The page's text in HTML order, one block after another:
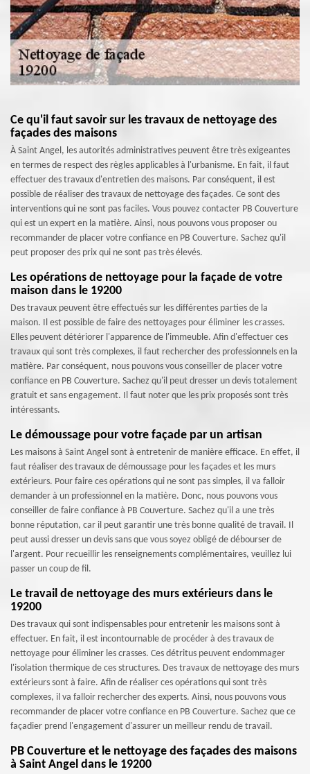
Ce qu'il faut savoir sur les travaux de nettoyage des
façades des maisons
À Saint Angel, les autorités administratives peuvent être très exigeantes
en termes de respect des règles applicables à l'urbanisme. En fait, il faut
effectuer des travaux d'entretien des maisons. Par conséquent, il est
possible de réaliser des travaux de nettoyage des façades. Ce sont des
interventions qui ne sont pas faciles. Vous pouvez contacter PB Couverture
qui est un expert en la matière. Ainsi, nous pouvons vous proposer ou
recommander de placer votre confiance en PB Couverture. Sachez qu'il
peut proposer des prix qui ne sont pas très élevés.
Les opérations de nettoyage pour la façade de votre
maison dans le 19200
Des travaux peuvent être effectués sur les différentes parties de la
maison. Il est possible de faire des nettoyages pour éliminer les crasses.
Elles peuvent détériorer l'apparence de l'immeuble. Afin d'effectuer ces
travaux qui sont très complexes, il faut rechercher des professionnels en la
matière. Par conséquent, nous pouvons vous conseiller de placer votre
confiance en PB Couverture. Sachez qu'il peut dresser un devis totalement
gratuit et sans engagement. Il faut noter que les prix proposés sont très
intéressants.
Le démoussage pour votre façade par un artisan
Les maisons à Saint Angel sont à entretenir de manière efficace. En effet, il
faut réaliser des travaux de démoussage pour les façades et les murs
extérieurs. Pour faire ces opérations qui ne sont pas simples, il va falloir
demander à un professionnel en la matière. Donc, nous pouvons vous
conseiller de faire confiance à PB Couverture. Sachez qu'il a une très
bonne réputation, car il peut garantir une très bonne qualité de travail. Il
peut aussi dresser un devis sans que vous soyez obligé de débourser de
l'argent. Pour recueillir les renseignements complémentaires, veuillez lui
passer un coup de fil.
Le travail de nettoyage des murs extérieurs dans le
19200
Des travaux qui sont indispensables pour entretenir les maisons sont à
effectuer. En fait, il est incontournable de procéder à des travaux de
nettoyage pour éliminer les crasses. Ces détritus peuvent endommager
l'isolation thermique de ces structures. Des travaux de nettoyage des murs
extérieurs sont à faire. Afin de réaliser ces opérations qui sont très
complexes, il va falloir rechercher des experts. Ainsi, nous pouvons vous
recommander de placer votre confiance en PB Couverture. Sachez que ce
façadier prend l'engagement d'assurer un meilleur rendu de travail.
PB Couverture et le nettoyage des façades des maisons
à Saint Angel dans le 19200